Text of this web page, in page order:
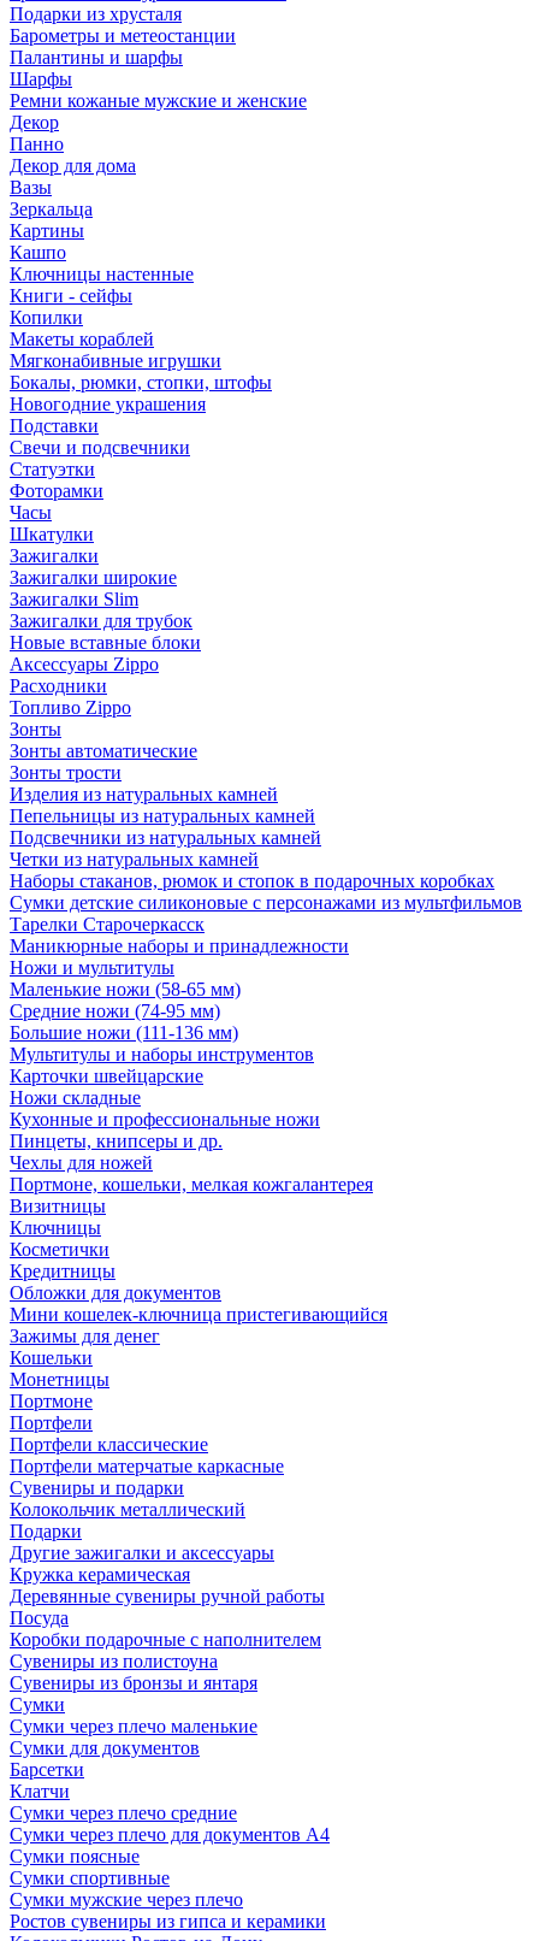
Подарки из хрусталя
Барометры и метеостанции
Палантины и шарфы
Шарфы
Ремни кожаные мужские и женские
Декор
Панно
Декор для дома
Вазы
Зеркальца
Картины
Кашпо
Ключницы настенные
Книги - сейфы
Копилки
Макеты кораблей
Мягконабивные игрушки
Бокалы, рюмки, стопки, штофы
Новогодние украшения
Подставки
Свечи и подсвечники
Статуэтки
Фоторамки
Часы
Шкатулки
Зажигалки
Зажигалки широкие
Зажигалки Slim
Зажигалки для трубок
Новые вставные блоки
Аксессуары Zippo
Расходники
Топливо Zippo
Зонты
Зонты автоматические
Зонты трости
Изделия из натуральных камней
Пепельницы из натуральных камней
Подсвечники из натуральных камней
Четки из натуральных камней
Наборы стаканов, рюмок и стопок в подарочных коробках
Сумки детские силиконовые с персонажами из мультфильмов
Тарелки Старочеркасск
Маникюрные наборы и принадлежности
Ножи и мультитулы
Маленькие ножи (58-65 мм)
Средние ножи (74-95 мм)
Большие ножи (111-136 мм)
Мультитулы и наборы инструментов
Карточки швейцарские
Ножи складные
Кухонные и профессиональные ножи
Пинцеты, книпсеры и др.
Чехлы для ножей
Портмоне, кошельки, мелкая кожгалантерея
Визитницы
Ключницы
Косметички
Кредитницы
Обложки для документов
Мини кошелек-ключница пристегивающийся
Зажимы для денег
Кошельки
Монетницы
Портмоне
Портфели
Портфели классические
Портфели матерчатые каркасные
Сувениры и подарки
Колокольчик металлический
Подарки
Другие зажигалки и аксессуары
Кружка керамическая
Деревянные сувениры ручной работы
Посуда
Коробки подарочные с наполнителем
Сувениры из полистоуна
Сувениры из бронзы и янтаря
Сумки
Сумки через плечо маленькие
Сумки для документов
Барсетки
Клатчи
Сумки через плечо средние
Сумки через плечо для документов А4
Сумки поясные
Сумки спортивные
Сумки мужские через плечо
Ростов сувениры из гипса и керамики